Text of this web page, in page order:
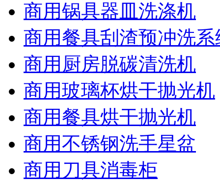
商用锅具器皿洗涤机
商用餐具刮渣预冲洗系
商用厨房脱碳清洗机
商用玻璃杯烘干抛光机
商用餐具烘干抛光机
商用不锈钢洗手星盆
商用刀具消毒柜